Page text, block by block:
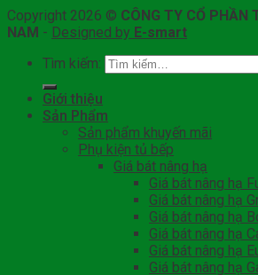
Copyright 2026 © CÔNG TY CỔ PHẦN
NAM - Designed by E-smart
Tìm kiếm:
Giới thiệu
Sản Phẩm
Sản phẩm khuyến mãi
Phụ kiện tủ bếp
Giá bát nâng hạ
Giá bát nâng hạ
Giá bát nâng hạ
Giá bát nâng hạ
Giá bát nâng hạ
Giá bát nâng hạ
Giá bát nâng hạ